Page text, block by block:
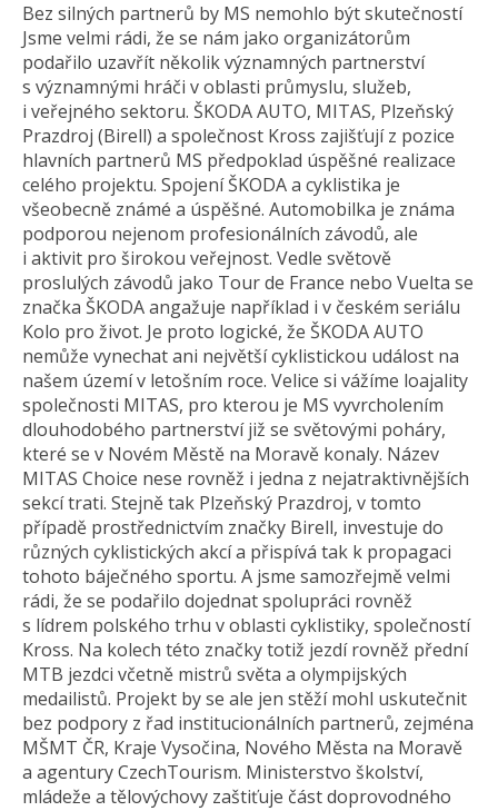
Bez silných partnerů by MS nemohlo být skutečností
Jsme velmi rádi, že se nám jako organizátorům
podařilo uzavřít několik významných partnerství
s významnými hráči v oblasti průmyslu, služeb,
i veřejného sektoru. ŠKODA AUTO, MITAS, Plzeňský
Prazdroj (Birell) a společnost Kross zajišťují z pozice
hlavních partnerů MS předpoklad úspěšné realizace
celého projektu. Spojení ŠKODA a cyklistika je
všeobecně známé a úspěšné. Automobilka je známa
podporou nejenom profesionálních závodů, ale
i aktivit pro širokou veřejnost. Vedle světově
proslulých závodů jako Tour de France nebo Vuelta se
značka ŠKODA angažuje například i v českém seriálu
Kolo pro život. Je proto logické, že ŠKODA AUTO
nemůže vynechat ani největší cyklistickou událost na
našem území v letošním roce. Velice si vážíme loajality
společnosti MITAS, pro kterou je MS vyvrcholením
dlouhodobého partnerství již se světovými poháry,
které se v Novém Městě na Moravě konaly. Název
MITAS Choice nese rovněž i jedna z nejatraktiv­nějších
sekcí trati. Stejně tak Plzeňský Prazdroj, v tomto
případě prostřednictvím značky Birell, investuje do
různých cyklistických akcí a přispívá tak k propagaci
tohoto báječného sportu. A jsme samozřejmě velmi
rádi, že se podařilo dojednat spolupráci rovněž
s lídrem polského trhu v oblasti cyklistiky, společností
Kross. Na kolech této značky totiž jezdí rovněž přední
MTB jezdci včetně mistrů světa a olympijských
medailistů. Projekt by se ale jen stěží mohl uskutečnit
bez podpory z řad institucionálních partnerů, zejména
MŠMT ČR, Kraje Vysočina, Nového Města na Moravě
a agentury CzechTourism. Ministerstvo školství,
mládeže a tělovýchovy zaštiťuje část doprovodného